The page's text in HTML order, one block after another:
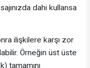
dahi kullansa
ilişkilere karşı zor
Örneğin üst üste
tamamını